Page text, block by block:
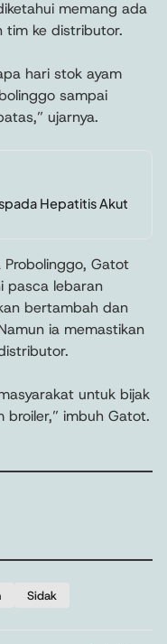
memang ada
tim ke distributor.
hari stok ayam
sampai
ujarnya.
Hepatitis Akut
Probolinggo, Gatot
pasca lebaran
bertambah dan
ia memastikan
untuk bijak
broiler,” imbuh Gatot.
Sidak